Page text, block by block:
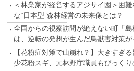
＜林業家が経営するアジサイ園＞困
な“日本型”森林経営の未来像とは？
全国からの視察訪問が絶えない町「
は、逆転の発想が生んだ鳥獣害対策が
【花粉症対策で山崩れ？】大きすぎ
少花粉スギ、元林野庁職員もびっくり